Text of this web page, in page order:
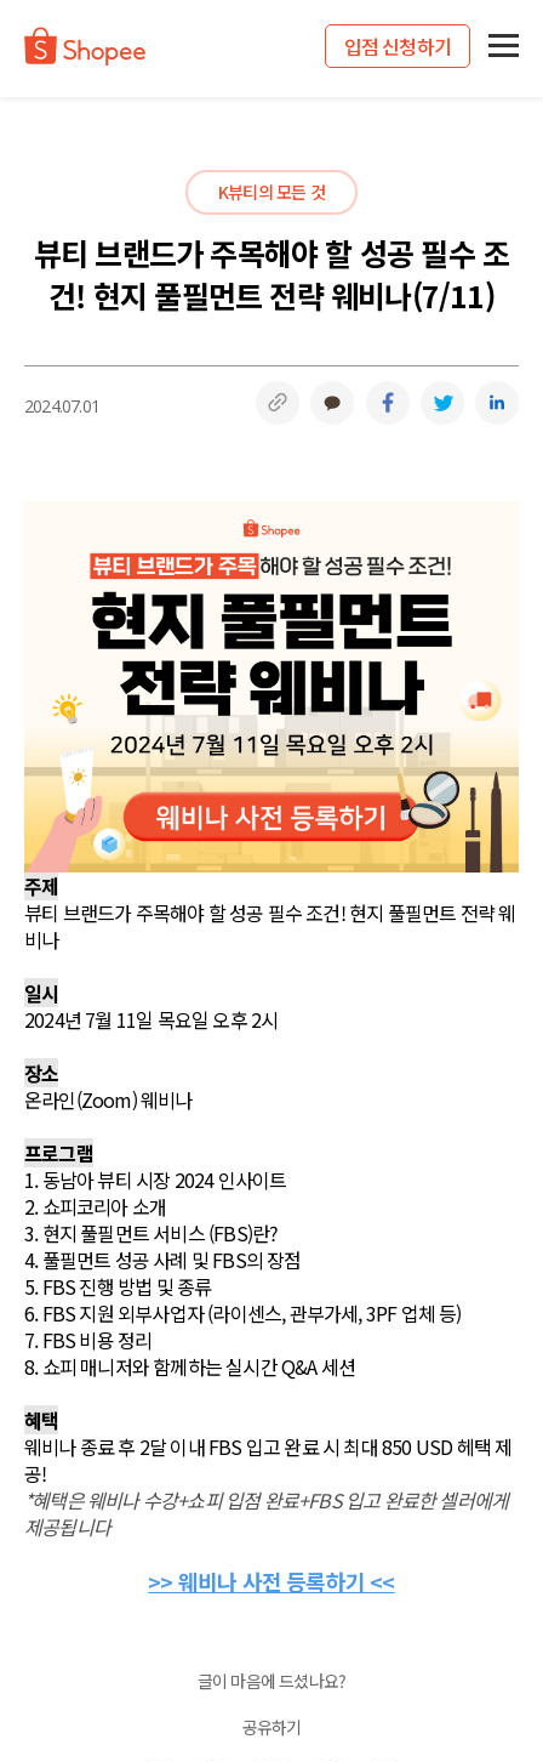
입점 신청하기
K뷰티의 모든 것
뷰티 브랜드가 주목해야 할 성공 필수 조
건! 현지 풀필먼트 전략 웨비나(7/11)
2024.07.01 링크복사 카카오톡 페이스북 트위터
주제
뷰티 브랜드가 주목해야 할 성공 필수 조건! 현지 풀필먼트 전략 웨
비나
일시
2024년 7월 11일 목요일 오후 2시
장소
온라인(Zoom) 웨비나
프로그램
1. 동남아 뷰티 시장 2024 인사이트
2. 쇼피코리아 소개
3. 현지 풀필먼트 서비스 (FBS)란?
4. 풀필먼트 성공 사례 및 FBS의 장점
5. FBS 진행 방법 및 종류
6. FBS 지원 외부사업자 (라이센스, 관부가세, 3PF 업체 등)
7. FBS 비용 정리
8. 쇼피 매니저와 함께하는 실시간 Q&A 세션
혜택
웨비나 종료 후 2달 이내 FBS 입고 완료 시 최대 850 USD 헤택 제
공!
*혜택은 웨비나 수강+쇼피 입점 완료+FBS 입고 완료한 셀러에게
제공됩니다
>> 웨비나 사전 등록하기 <<
글이 마음에 드셨나요?
공유하기